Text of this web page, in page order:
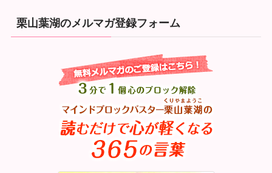
栗山葉湖のメルマガ登録フォーム